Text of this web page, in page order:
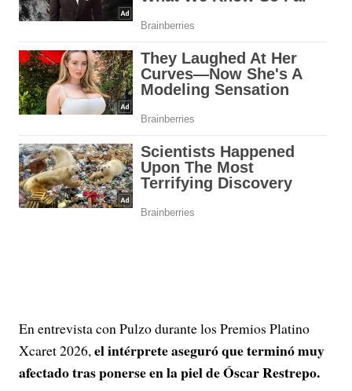
En entrevista con Pulzo durante los Premios Platino
Xcaret 2026,el intérprete aseguró que terminó muy
afectado tras ponerse en la piel de Óscar Restrepo.